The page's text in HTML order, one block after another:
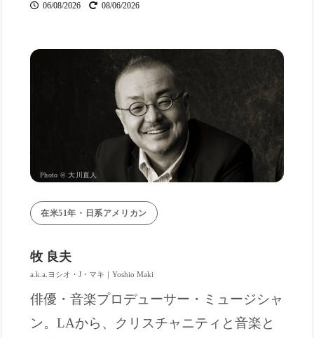
06/08/2026 08/06/2026
Photo © 大川直人
在米51年・日系アメリカン
牧 良夫
a.k.a.ヨシオ・J・マキ｜Yoshio Maki
俳優・音楽プロデューサー・ミュージシャ
ン。LAから、クリスチャニティと音楽と